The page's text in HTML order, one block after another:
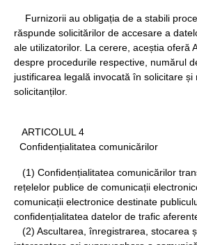
Furnizorii au obligația de a stabili
răspunde solicitărilor de accesare a
ale utilizatorilor. La cerere, aceștia oferă
despre procedurile respective, numărul
justificarea legală invocată în solicitare și
solicitanților.
ARTICOLUL 4
Confidențialitatea comunicărilor
(1) Confidențialitatea comunicărilor
rețelelor publice de comunicații
comunicații electronice destinate
confidențialitatea datelor de trafic
(2) Ascultarea, înregistrarea, stocarea